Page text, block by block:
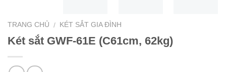
TRANG CHỦ / KÉT SẮT GIA ĐÌNH
Két sắt GWF-61E (C61cm, 62kg)